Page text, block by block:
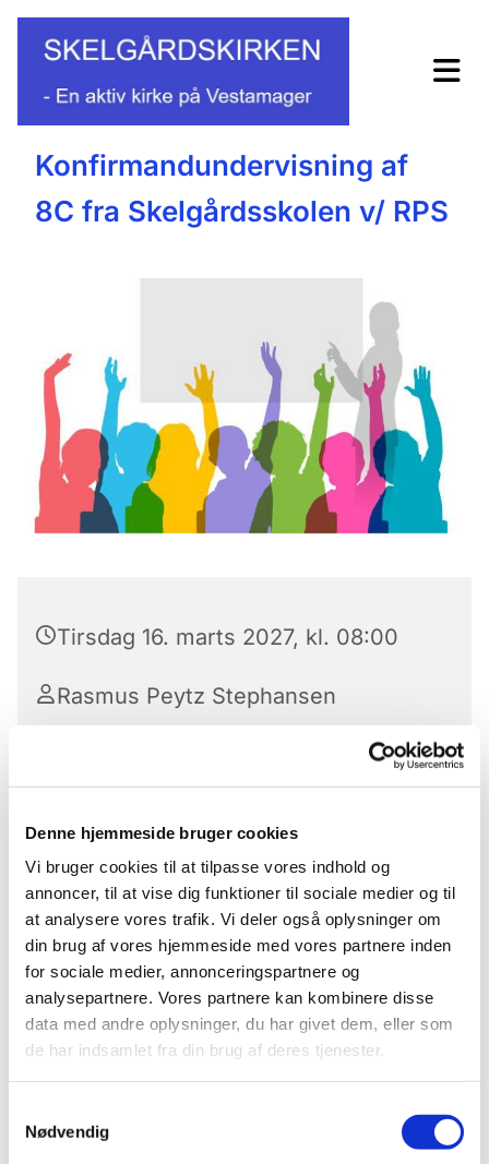
Denne hjemmeside bruger cookies
Vi bruger cookies til at tilpasse vores indhold og
annoncer, til at vise dig funktioner til sociale medier og til
at analysere vores trafik. Vi deler også oplysninger om
din brug af vores hjemmeside med vores partnere inden
for sociale medier, annonceringspartnere og
analysepartnere. Vores partnere kan kombinere disse
data med andre oplysninger, du har givet dem, eller som
de har indsamlet fra din brug af deres tjenester.
Nødvendig
Konfirmandundervisning af
8C fra Skelgårdsskolen v/ RPS
Tirsdag 16. marts 2027, kl. 08:00
Rasmus Peytz Stephansen
hver tirsdag kl. 8.00-9.30
Konfirmation: d. 25. april 2026 kl. 13.00
Du vil måske også kunne
lide...